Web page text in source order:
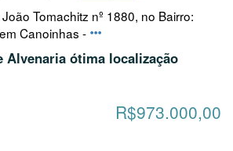
Tomachitz nº 1880, no Bairro:
Canoinhas -
Alvenaria ótima localização
R$973.000,00